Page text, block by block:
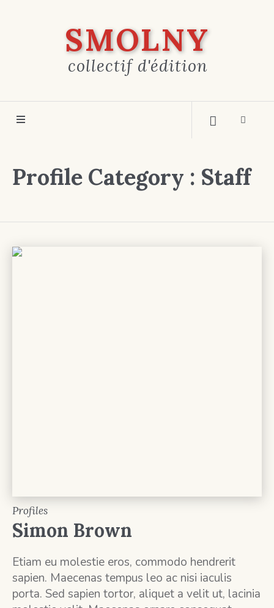
SMOLNY
collectif d'édition
Profile Category : Staff
Profiles
Simon Brown
Etiam eu molestie eros, commodo hendrerit
sapien. Maecenas tempus leo ac nisi iaculis
porta. Sed sapien tortor, aliquet a velit ut, lacinia